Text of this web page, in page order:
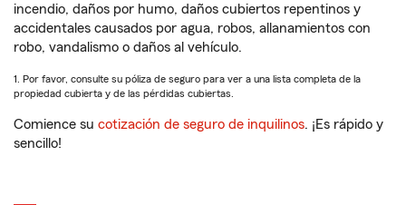
incendio, daños por humo, daños cubiertos repentinos y
accidentales causados por agua, robos, allanamientos con
robo, vandalismo o daños al vehículo.
1. Por favor, consulte su póliza de seguro para ver a una lista completa de la
propiedad cubierta y de las pérdidas cubiertas.
Comience su cotización de seguro de inquilinos. ¡Es rápido y
sencillo!